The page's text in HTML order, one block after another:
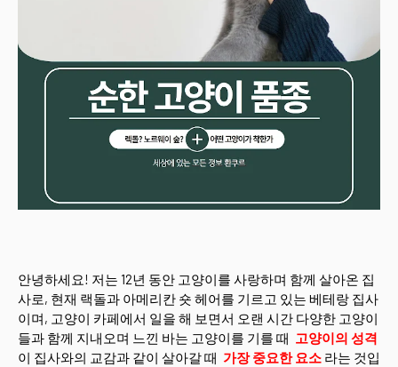
안녕하세요! 저는 12년 동안 고양이를 사랑하며 함께 살아온 집
사로, 현재 랙돌과 아메리칸 숏 헤어를 기르고 있는 베테랑 집사
이며, 고양이 카페에서 일을 해 보면서 오랜 시간 다양한 고양이
들과 함께 지내오며 느낀 바는 고양이를 기를 때 고양이의 성격
이 집사와의 교감과 같이 살아갈 때 가장 중요한 요소 라는 것입